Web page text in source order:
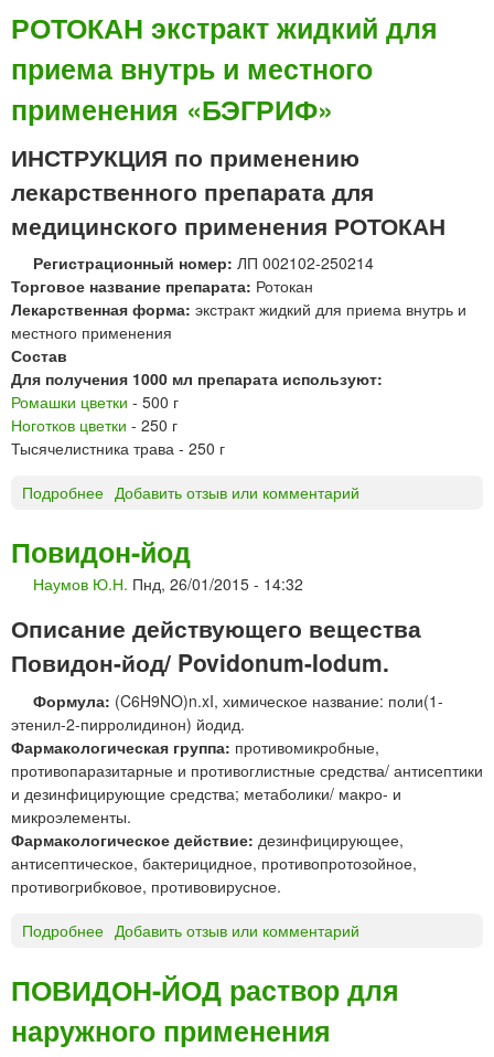
ц
е
в
т
и
е
к
а
ф
а
б
р
к
а
»
с
в
р
Б
о
и
с
о
в
с
и
й
з
а
е
д
ц
и
н
с
к
и
х
п
р
е
п
а
о
в
»
о
м
а
ш
к
а
т
е
н
о
й
ц
е
т
к
и
РОТОКАН экстракт жидкий для
приема внутрь и местного
применения «БЭГРИФ»
ИНСТРУКЦИЯ по применению
лекарственного препарата для
медицинского применения РОТОКАН
Регистрационный номер: ЛП 002102-250214
Торговое название препарата: Ротокан
Лекарственная форма: экстракт жидкий для приема внутрь и
местного применения
Состав
Для получения 1000 мл препарата используют:
Ромашки цветки - 500 г
Ноготков цветки - 250 г
Тысячелистника трава - 250 г
Подробнее
Т
О
А
Н
э
к
с
т
р
а
к
т
ж
и
й
д
л
я
Добавить отзыв или комментарий
Повидон-йод
Наумов Ю.Н. Пнд, 26/01/2015 - 14:32
Описание действующего вещества
Повидон-йод/ Povidonum-Iodum.
Формула: (C6H9NO)n.xI, химическое название: поли(1-
этенил-2-пирролидинон) йодид.
Фармакологическая группа: противомикробные,
противопаразитарные и противоглистные средства/ антисептики
и дезинфицирующие средства; метаболики/ макро- и
микроэлементы.
Фармакологическое действие: дезинфицирующее,
антисептическое, бактерицидное, противопротозойное,
противогрибковое, противовирусное.
Подробнее
о
в
и
д
Добавить отзыв или комментарий
ПОВИДОН-ЙОД раствор для
наружного применения